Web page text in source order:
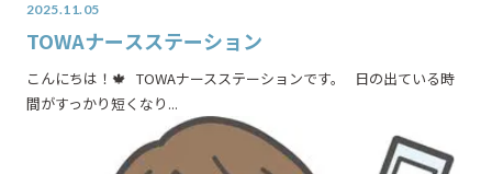
2025.11.05
TOWAナースステーション
こんにちは！🍁 TOWAナースステーションです。 日の出ている時
間がすっかり短くなり...